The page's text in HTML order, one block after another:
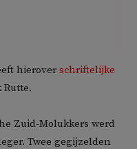
hierover schriftelijke
Zuid-Molukkers werd
Twee gegijzelden